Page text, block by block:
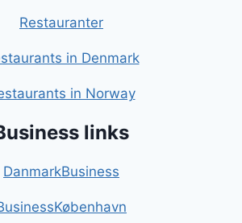
Restauranter
in Denmark
in Norway
links
DanmarkBusiness